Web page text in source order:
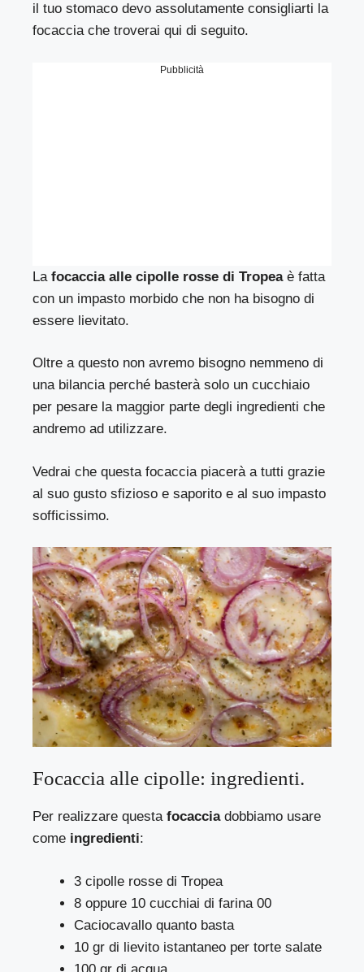
il tuo stomaco devo assolutamente consigliarti la
focaccia che troverai qui di seguito.
Pubblicità
Lafocaccia alle cipolle rosse di Tropeaè fatta
con un impasto morbido che non ha bisogno di
essere lievitato.
Oltre a questo non avremo bisogno nemmeno di
una bilancia perché basterà solo un cucchiaio
per pesare la maggior parte degli ingredienti che
andremo ad utilizzare.
Vedrai che questa focaccia piacerà a tutti grazie
al suo gusto sfizioso e saporito e al suo impasto
sofficissimo.
Focaccia alle cipolle: ingredienti.
Per realizzare questafocacciadobbiamo usare
come ingredienti:
3 cipolle rosse di Tropea
8 oppure 10 cucchiai di farina 00
Caciocavallo quanto basta
10 gr di lievito istantaneo per torte salate
100 gr di acqua